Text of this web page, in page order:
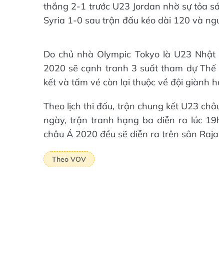
thắng 2-1 trước U23 Jordan nhờ sự tỏa
Syria 1-0 sau trận đấu kéo dài 120 và
Do chủ nhà Olympic Tokyo là U23
2020 sẽ cạnh tranh 3 suất tham dự
kết và tấm vé còn lại thuộc về đội giành
Theo lịch thi đấu, trận chung kết U23
ngày, trận tranh hạng ba diễn ra lúc
châu Á 2020 đều sẽ diễn ra trên sân
Theo VOV